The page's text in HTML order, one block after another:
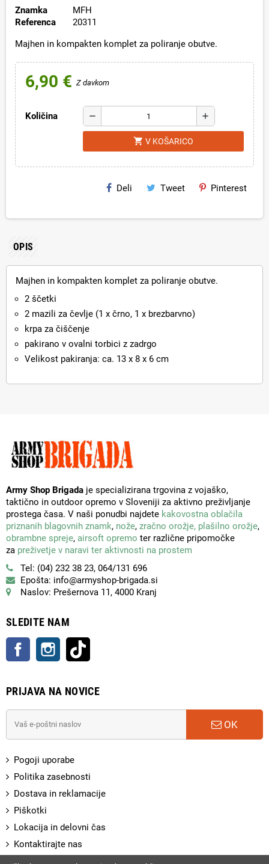
Znamka
MFH
Referenca
20311
Majhen in kompakten komplet za poliranje obutve.
6,90 € Z davkom
Količina remove add
shopping_cart V KOŠARICO
Deli Tweet Pinterest
OPIS
Majhen in kompakten komplet za poliranje obutve.
2 ščetki
2 mazili za čevlje (1 x črno, 1 x brezbarvno)
krpa za čiščenje
pakirano v ovalni torbici z zadrgo
Velikost pakiranja: ca. 13 x 8 x 6 cm
Army Shop Brigada je specializirana trgovina z vojaško,
taktično in outdoor opremo v Sloveniji za aktivno preživljanje
prostega časa. V naši ponudbi najdete kakovostna oblačila
priznanih blagovnih znamk, nože, zračno orožje, plašilno orožje,
obrambne spreje, airsoft opremo ter različne pripomočke
za preživetje v naravi ter aktivnosti na prostem
Tel: (04) 232 38 23, 064/131 696
Epošta: info@armyshop-brigada.si
Naslov: Prešernova 11, 4000 Kranj
SLEDITE NAM
FacebookInstagram
PRIJAVA NA NOVICE
OK
Pogoji uporabe
Politika zasebnosti
Dostava in reklamacije
Piškotki
Lokacija in delovni čas
Kontaktirajte nas